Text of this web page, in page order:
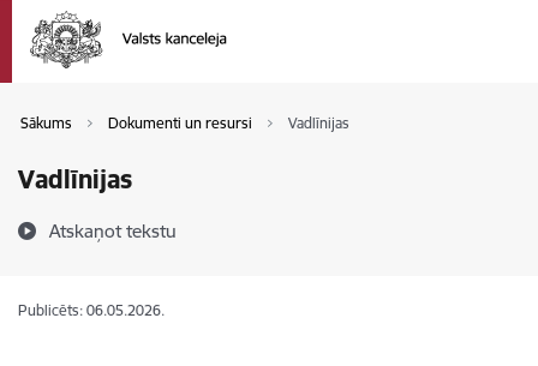
Sākums Dokumenti un resursi Vadlīnijas
Vadlīnijas
Atskaņot tekstu
Publicēts: 06.05.2026.